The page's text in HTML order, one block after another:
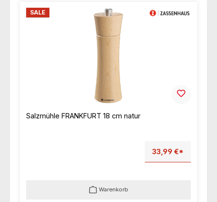
SALE
Salzmühle FRANKFURT 18 cm natur
33,99 €*
Warenkorb